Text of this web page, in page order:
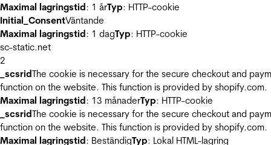
Maximal lagringstid: 1 årTyp: HTTP-cookie
Initial_ConsentVäntande
Maximal lagringstid: 1 dagTyp: HTTP-cookie
sc-static.net
2
_scsridThe cookie is necessary for the secure checkout and
function on the website. This function is provided by shopify.com.
Maximal lagringstid: 13 månaderTyp: HTTP-cookie
_scsridThe cookie is necessary for the secure checkout and
function on the website. This function is provided by shopify.com.
Maximal lagringstid: BeständigTyp: Lokal HTML-lagring